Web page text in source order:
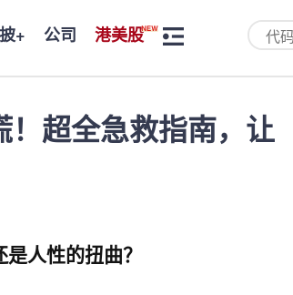
+ 公司 港美股
！超全急救指南，让
人性的扭曲？